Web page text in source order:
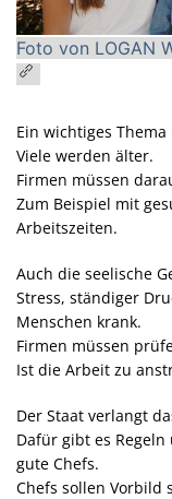
Foto von LOGAN
Ein wichtiges
Viele werden älter.
Firmen müssen
Zum Beispiel mit
Arbeitszeiten.
Auch die seelische
Stress, ständiger
Menschen krank.
Firmen müssen
Ist die Arbeit zu
Der Staat verlangt
Dafür gibt es
gute Chefs.
Chefs sollen Vorbild